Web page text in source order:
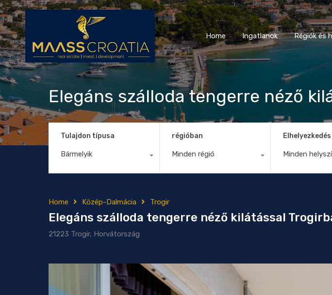
Home Ingatlanok
Home Ingatlanok Régiók és
Elegáns szálloda tengerre néző
Tulajdon típusa
Bármelyik
régióban
Minden régió
Elhelyezkedés
Minden
Home Közép-Dalmácia Trogir
Elegáns szálloda tengerre néző kilátással
21223 Trogir, Horvátország